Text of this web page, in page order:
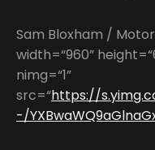
Sam Bloxham /
width=“960”
nimg=“1”
src=“https://
-/